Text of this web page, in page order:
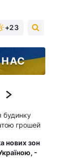
+23
НАС
будинку
грошей
нових зон
-